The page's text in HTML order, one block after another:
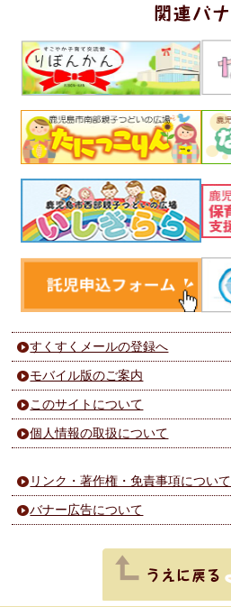
すくすくメールの登録へ
モバイル版のご案内
このサイトについて
個人情報の取扱について
リンク・著作権・免責事項について
バナー広告について